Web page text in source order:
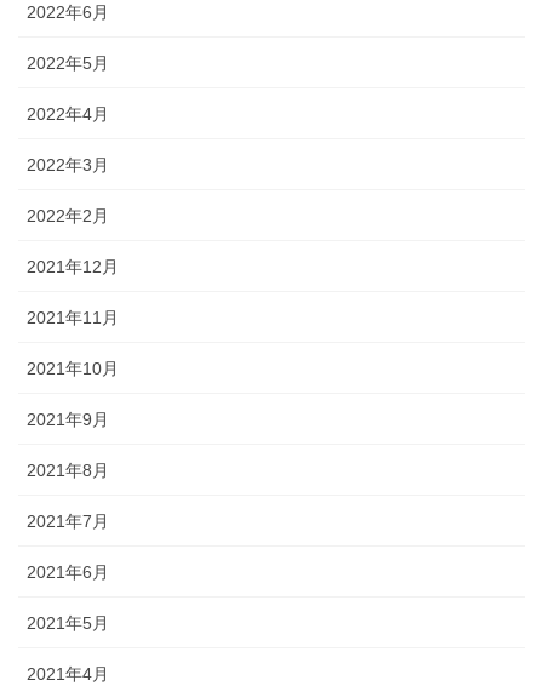
2022年6月
2022年5月
2022年4月
2022年3月
2022年2月
2021年12月
2021年11月
2021年10月
2021年9月
2021年8月
2021年7月
2021年6月
2021年5月
2021年4月